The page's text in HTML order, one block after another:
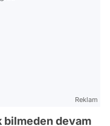
Reklam
bilmeden devam